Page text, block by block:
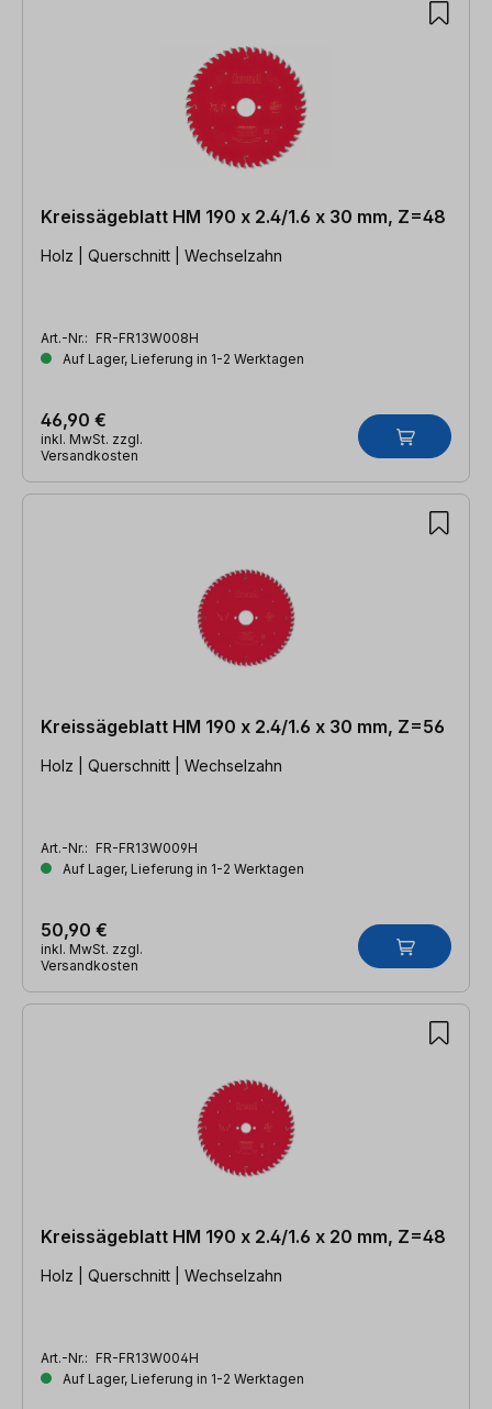
Kreissägeblatt HM 190 x 2.4/1.6 x 30 mm, Z=48
Holz | Querschnitt | Wechselzahn
Art.-Nr.: FR-FR13W008H
Auf Lager, Lieferung in 1-2 Werktagen
46,90 €
inkl. MwSt. zzgl.
Versandkosten
Kreissägeblatt HM 190 x 2.4/1.6 x 30 mm, Z=56
Holz | Querschnitt | Wechselzahn
Art.-Nr.: FR-FR13W009H
Auf Lager, Lieferung in 1-2 Werktagen
50,90 €
inkl. MwSt. zzgl.
Versandkosten
Kreissägeblatt HM 190 x 2.4/1.6 x 20 mm, Z=48
Holz | Querschnitt | Wechselzahn
Art.-Nr.: FR-FR13W004H
Auf Lager, Lieferung in 1-2 Werktagen